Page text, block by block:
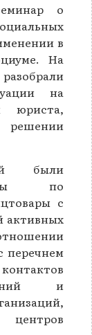
о
в
На
на
юриста,
были
по
с
активных
и